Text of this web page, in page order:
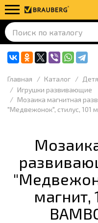
Главная Каталог
Игрушки развивающие
Мозаика магнитная
"Медвежонок", стилус, 101
магнит,